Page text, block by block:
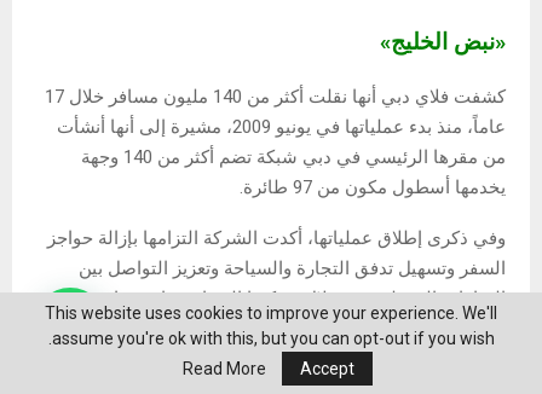
«نبض الخليج»
كشفت فلاي دبي أنها نقلت أكثر من 140 مليون مسافر خلال 17
عاماً، منذ بدء عملياتها في يونيو 2009، مشيرة إلى أنها أنشأت
من مقرها الرئيسي في دبي شبكة تضم أكثر من 140 وجهة
يخدمها أسطول مكون من 97 طائرة.
وفي ذكرى إطلاق عملياتها، أكدت الشركة التزامها بإزالة حواجز
السفر وتسهيل تدفق التجارة والسياحة وتعزيز التواصل بين
الثقافات المختلفة من خلال شبكتها المتنامية باستمرار، مشيرة
عبر أفريقيا وآسيا الوسطى والقوقاز ووسط وجنوب شرق أوروبا
ومجلس التعاون الخليجي والشرق الأوسط وجنوب آسيا وجنوب
This website uses cookies to improve your experience. We'll
assume you're ok with this, but you can opt-out if you wish.
Accept
Read More